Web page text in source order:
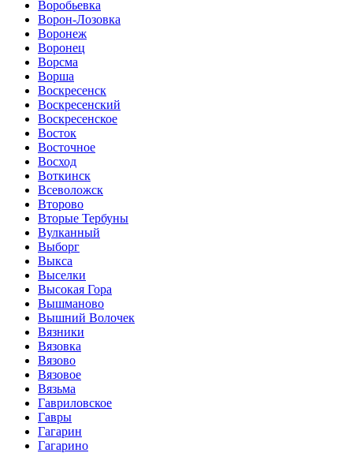
Воробьевка
Ворон-Лозовка
Воронеж
Воронец
Ворсма
Ворша
Воскресенск
Воскресенский
Воскресенское
Восток
Восточное
Восход
Воткинск
Всеволожск
Второво
Вторые Тербуны
Вулканный
Выборг
Выкса
Выселки
Высокая Гора
Вышманово
Вышний Волочек
Вязники
Вязовка
Вязово
Вязовое
Вязьма
Гавриловское
Гавры
Гагарин
Гагарино